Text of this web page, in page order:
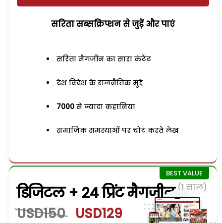
सरिता सब्सक्रिप्शन से जुड़ेें और पाएं
सरिता मैगजीन का सारा कंटेंट
देश विदेश के राजनैतिक मुद्दे
7000 से ज्यादा कहानियां
समाजिक समस्याओं पर चोट करते लेख
डिजिटल + 24 प्रिंट मैगजीन (1 साल)
USD150 USD129